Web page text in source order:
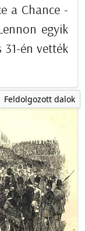
a Chance -
egyik
31-én vették
Feldolgozott dalok